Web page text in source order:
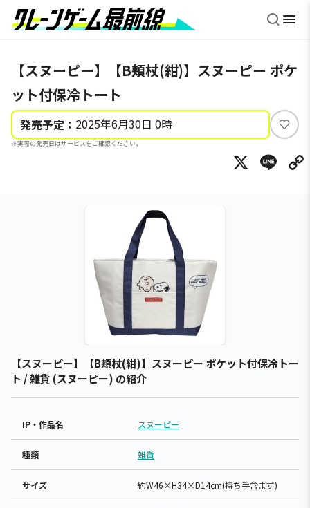
【スヌーピー】【B頬杖(紺)】スヌーピー ポケ
ット付保冷トート
発売予定： 2025年6月30日 0時
※実際の発売日はサービスをご確認ください。
い
ね
X
【スヌーピー】【B頬杖(紺)】スヌーピー ポケット付保冷トー
ト / 雑貨 (スヌーピー) の紹介
IP・作品名 スヌーピー
種類 雑貨
サイズ 約W46×H34×D14cm(持ち手含まず)